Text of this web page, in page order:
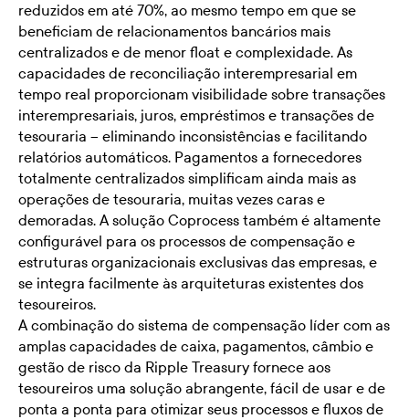
reduzidos em até 70%, ao mesmo tempo em que se
beneficiam de relacionamentos bancários mais
centralizados e de menor float e complexidade. As
capacidades de reconciliação interempresarial em
tempo real proporcionam visibilidade sobre transações
interempresariais, juros, empréstimos e transações de
tesouraria – eliminando inconsistências e facilitando
relatórios automáticos. Pagamentos a fornecedores
totalmente centralizados simplificam ainda mais as
operações de tesouraria, muitas vezes caras e
demoradas. A solução Coprocess também é altamente
configurável para os processos de compensação e
estruturas organizacionais exclusivas das empresas, e
se integra facilmente às arquiteturas existentes dos
tesoureiros.
A combinação do sistema de compensação líder com as
amplas capacidades de caixa, pagamentos, câmbio e
gestão de risco da Ripple Treasury fornece aos
tesoureiros uma solução abrangente, fácil de usar e de
ponta a ponta para otimizar seus processos e fluxos de